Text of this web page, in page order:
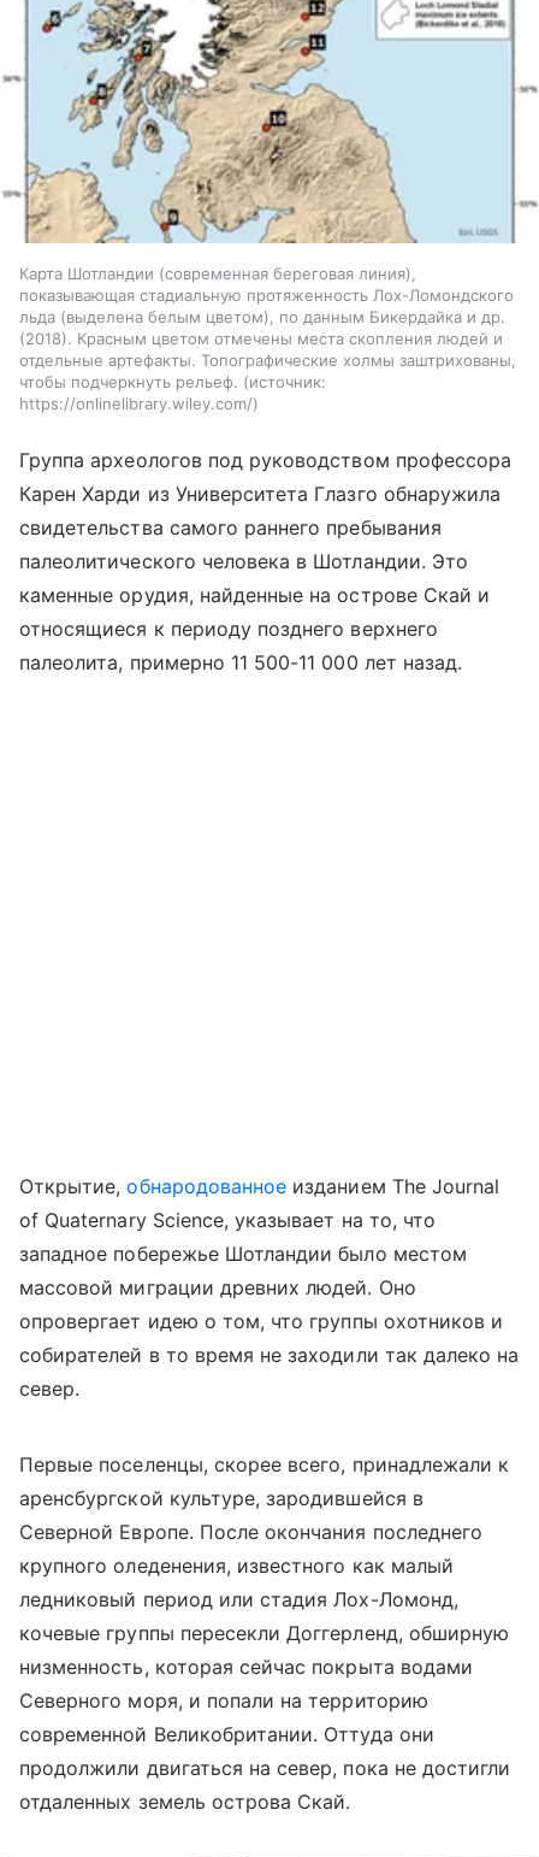
Карта Шотландии (современная береговая линия),
показывающая стадиальную протяженность Лох-Ломондского
льда (выделена белым цветом), по данным Бикердайка и др.
(2018). Красным цветом отмечены места скопления людей и
отдельные артефакты. Топографические холмы заштрихованы,
чтобы подчеркнуть рельеф.
источник:
https://onlinelibrary.wiley.com/
Группа археологов под руководством профессора
Карен Харди из Университета Глазго обнаружила
свидетельства самого раннего пребывания
палеолитического человека в Шотландии. Это
каменные орудия, найденные на острове Скай и
относящиеся к периоду позднего верхнего
палеолита, примерно 11 500-11 000 лет назад.
Открытие,обнародованное изданием The Journal
of Quaternary Science, указывает на то, что
западное побережье Шотландии было местом
массовой миграции древних людей. Оно
опровергает идею о том, что группы охотников и
собирателей в то время не заходили так далеко на
север.
Первые поселенцы, скорее всего, принадлежали к
аренсбургской культуре, зародившейся в
Северной Европе. После окончания последнего
крупного оледенения, известного как малый
ледниковый период или стадия Лох-Ломонд,
кочевые группы пересекли Доггерленд, обширную
низменность, которая сейчас покрыта водами
Северного моря, и попали на территорию
современной Великобритании. Оттуда они
продолжили двигаться на север, пока не достигли
отдаленных земель острова Скай.